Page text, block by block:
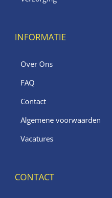
INFORMATIE
Over Ons
FAQ
Contact
Algemene voorwaarden
Vacatures
CONTACT